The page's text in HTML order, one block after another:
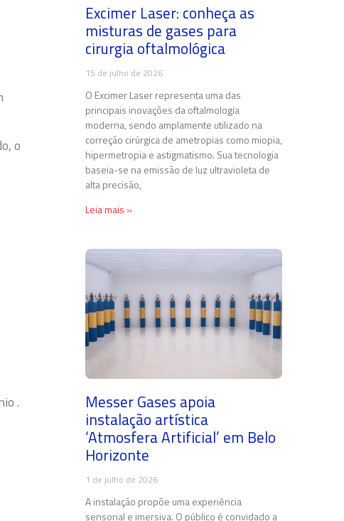
o
.
Excimer Laser: conheça as
misturas de gases para
cirurgia oftalmológica
15 de julho de 2026
O Excimer Laser representa uma das
principais inovações da oftalmologia
moderna, sendo amplamente utilizado na
correção cirúrgica de ametropias como miopia,
hipermetropia e astigmatismo. Sua tecnologia
baseia-se na emissão de luz ultravioleta de
alta precisão,
Leia mais »
Messer Gases apoia
instalação artística
‘Atmosfera Artificial’ em Belo
Horizonte
1 de julho de 2026
A instalação propõe uma experiência
sensorial e imersiva. O público é convidado a